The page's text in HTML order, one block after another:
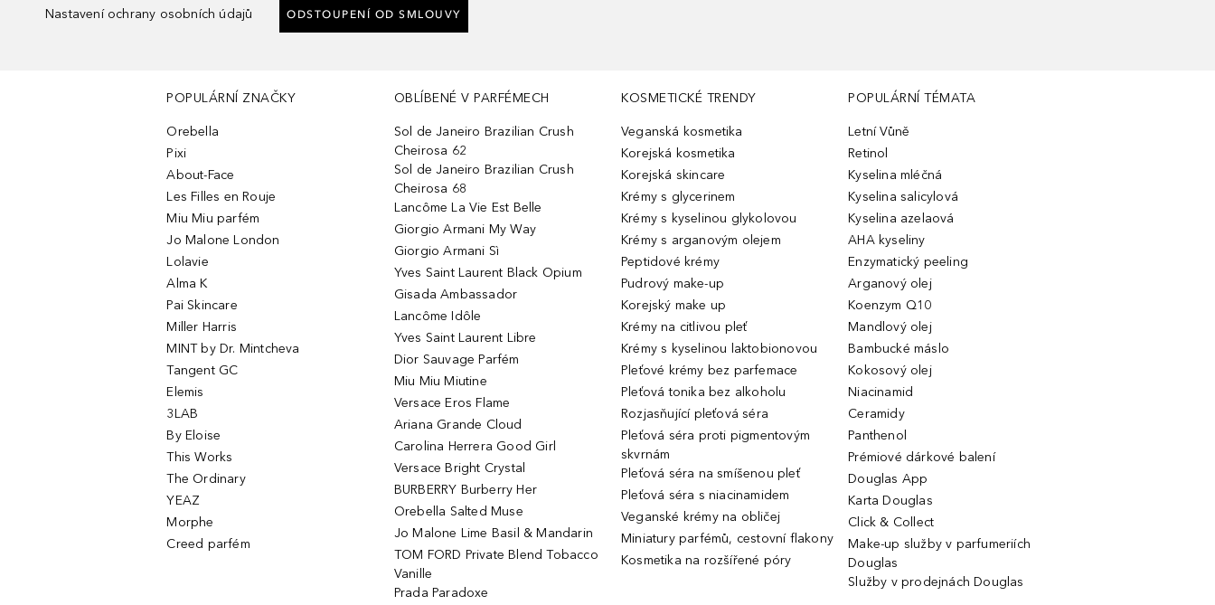
Nastavení ochrany osobních údajů
ODSTOUPENÍ OD SMLOUVY
POPULÁRNÍ ZNAČKY
Orebella
Pixi
About-Face
Les Filles en Rouje
Miu Miu parfém
Jo Malone London
Lolavie
Alma K
Pai Skincare
Miller Harris
MINT by Dr. Mintcheva
Tangent GC
Elemis
3LAB
By Eloise
This Works
The Ordinary
YEAZ
Morphe
Creed parfém
OBLÍBENÉ V PARFÉMECH
Sol de Janeiro Brazilian Crush
Cheirosa 62
Sol de Janeiro Brazilian Crush
Cheirosa 68
Lancôme La Vie Est Belle
Giorgio Armani My Way
Giorgio Armani Sì
Yves Saint Laurent Black Opium
Gisada Ambassador
Lancôme Idôle
Yves Saint Laurent Libre
Dior Sauvage Parfém
Miu Miu Miutine
Versace Eros Flame
Ariana Grande Cloud
Carolina Herrera Good Girl
Versace Bright Crystal
BURBERRY Burberry Her
Orebella Salted Muse
Jo Malone Lime Basil & Mandarin
TOM FORD Private Blend Tobacco
Vanille
Prada Paradoxe
KOSMETICKÉ TRENDY
Veganská kosmetika
Korejská kosmetika
Korejská skincare
Krémy s glycerinem
Krémy s kyselinou glykolovou
Krémy s arganovým olejem
Peptidové krémy
Pudrový make-up
Korejský make up
Krémy na citlivou pleť
Krémy s kyselinou laktobionovou
Pleťové krémy bez parfemace
Pleťová tonika bez alkoholu
Rozjasňující pleťová séra
Pleťová séra proti pigmentovým
skvrnám
Pleťová séra na smíšenou pleť
Pleťová séra s niacinamidem
Veganské krémy na obličej
Miniatury parfémů, cestovní flakony
Kosmetika na rozšířené póry
POPULÁRNÍ TÉMATA
Letní Vůně
Retinol
Kyselina mléčná
Kyselina salicylová
Kyselina azelaová
AHA kyseliny
Enzymatický peeling
Arganový olej
Koenzym Q10
Mandlový olej
Bambucké máslo
Kokosový olej
Niacinamid
Ceramidy
Panthenol
Prémiové dárkové balení
Douglas App
Karta Douglas
Click & Collect
Make-up služby v parfumeriích
Douglas
Služby v prodejnách Douglas